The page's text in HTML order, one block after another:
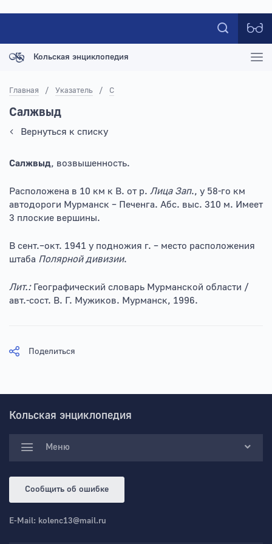
Кольская энциклопедия
Главная / Указатель / С
Салжвыд
Вернуться к списку
Салжвыд, возвышенность.
Расположена в 10 км к В. от р. Лица Зап., у 58-го км
автодороги Мурманск – Печенга. Абс. выс. 310 м. Имеет
3 плоские вершины.
В сент.–окт. 1941 у подножия г. – место расположения
штаба Полярной дивизии.
Лит.: Географический словарь Мурманской области /
авт.-сост. В. Г. Мужиков. Мурманск, 1996.
Поделиться
Кольская энциклопедия
Меню
Сообщить об ошибке
E-Mail: kolenc13@mail.ru